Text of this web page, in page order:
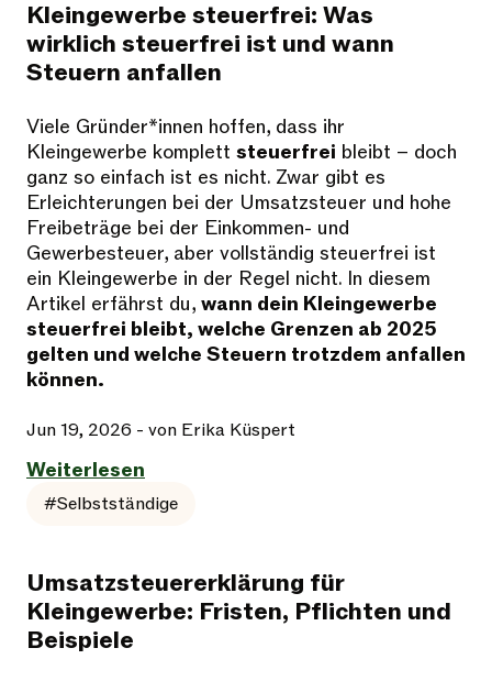
Kleingewerbe steuerfrei: Was
wirklich steuerfrei ist und wann
Steuern anfallen
Viele Gründer*innen hoffen, dass ihr
Kleingewerbe komplett steuerfrei bleibt – doch
ganz so einfach ist es nicht. Zwar gibt es
Erleichterungen bei der Umsatzsteuer und hohe
Freibeträge bei der Einkommen- und
Gewerbesteuer, aber vollständig steuerfrei ist
ein Kleingewerbe in der Regel nicht. In diesem
Artikel erfährst du, wann dein Kleingewerbe
steuerfrei bleibt, welche Grenzen ab 2025
gelten und welche Steuern trotzdem anfallen
können.
Jun 19, 2026 - von Erika Küspert
Weiterlesen
#Selbstständige
Umsatzsteuererklärung für
Kleingewerbe: Fristen, Pflichten und
Beispiele